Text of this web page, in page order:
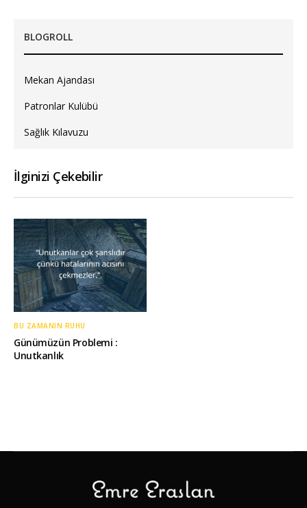
BLOGROLL
Mekan Ajandası
Patronlar Kulübü
Sağlık Kılavuzu
İlginizi Çekebilir
BU ZAMANIN RUHU
Günümüzün Problemi :
Unutkanlık